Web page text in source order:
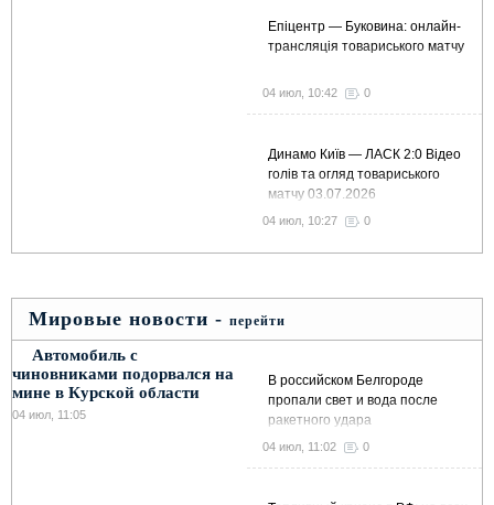
Епіцентр — Буковина: онлайн-
трансляція товариського матчу
04 июл, 10:42 0
Динамо Київ — ЛАСК 2:0 Відео
голів та огляд товариського
матчу 03.07.2026
04 июл, 10:27 0
Мировые новости - перейти
Автомобиль с
чиновниками подорвался на
мине в Курской области
04 июл, 11:05
В российском Белгороде
пропали свет и вода после
ракетного удара
04 июл, 11:02 0